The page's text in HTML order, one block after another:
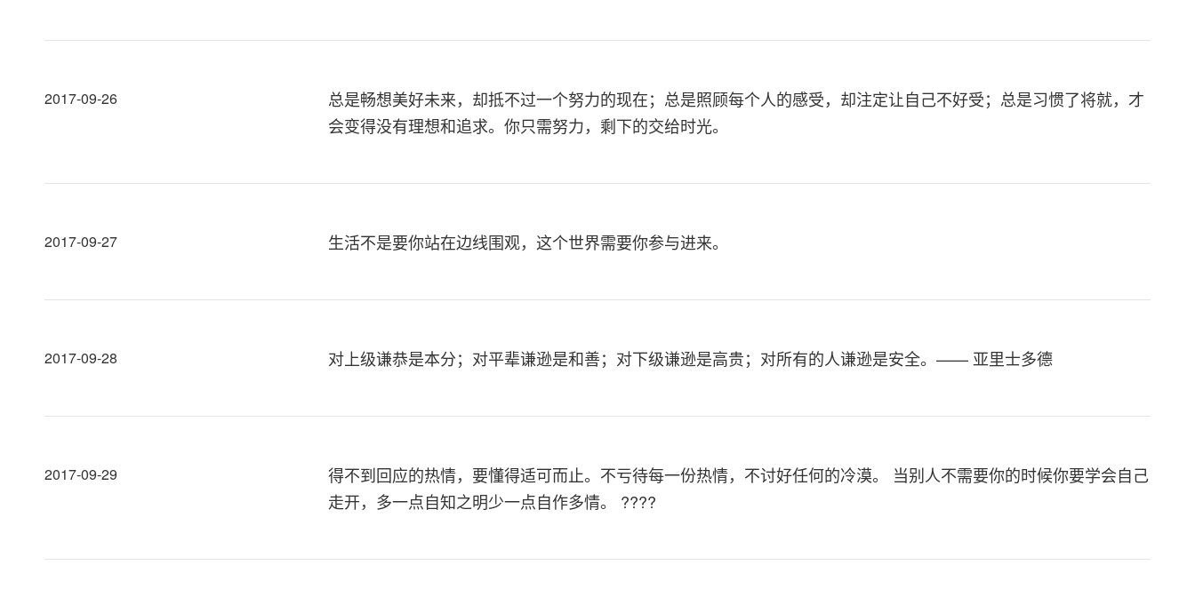
2017-09-26
总是畅想美好未来，却抵不过一个努力的现在；总是照顾每个人的感受，却注定让自己不好受；总是习惯了将就，才
会变得没有理想和追求。你只需努力，剩下的交给时光。
2017-09-27 生活不是要你站在边线围观，这个世界需要你参与进来。
2017-09-28 对上级谦恭是本分；对平辈谦逊是和善；对下级谦逊是高贵；对所有的人谦逊是安全。—— 亚里士多德
2017-09-29
得不到回应的热情，要懂得适可而止。不亏待每一份热情，不讨好任何的冷漠。 当别人不需要你的时候你要学会自己
走开，多一点自知之明少一点自作多情。 ????